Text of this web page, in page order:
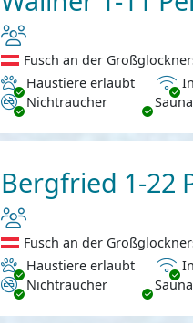
Fusch an der
Haustiere erlaubt
Haustiere erlaubt
Nichtraucher
Nichtraucher Sauna
Bergfried 1-22
Fusch an der
Haustiere erlaubt
Haustiere erlaubt
Nichtraucher
Nichtraucher Sauna